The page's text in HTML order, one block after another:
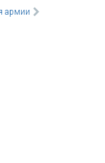
армии